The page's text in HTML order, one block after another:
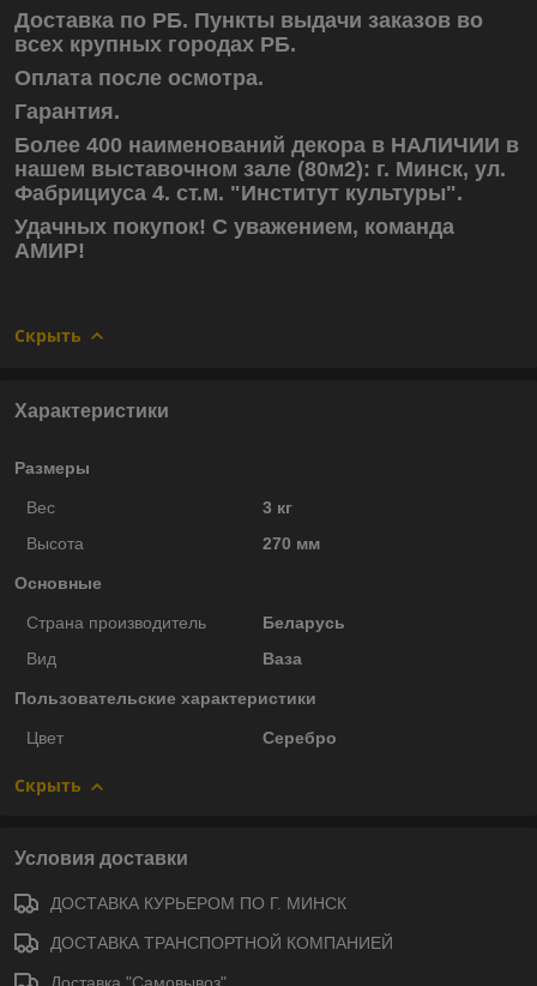
Доставка по РБ. Пункты выдачи заказов во
всех крупных городах РБ.
Оплата после осмотра.
Гарантия.
Более 400 наименований декора в НАЛИЧИИ в
нашем выставочном зале (80м2): г. Минск, ул.
Фабрициуса 4. ст.м. "Институт культуры".
Удачных покупок! С уважением, команда
АМИР!
Скрыть
Характеристики
Размеры
Вес
3 кг
Высота
270 мм
Основные
Страна производитель
Беларусь
Вид
Ваза
Пользовательские характеристики
Цвет Серебро
Скрыть
Условия доставки
ДОСТАВКА КУРЬЕРОМ ПО Г. МИНСК
ДОСТАВКА ТРАНСПОРТНОЙ КОМПАНИЕЙ